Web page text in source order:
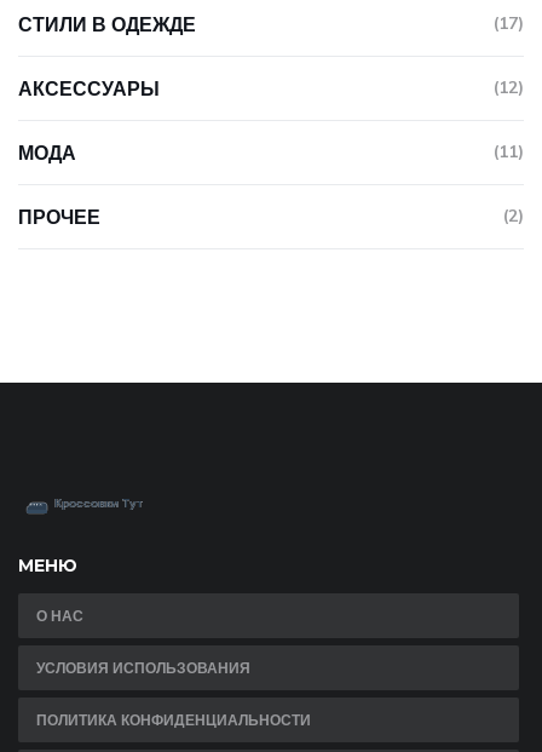
СТИЛИ В ОДЕЖДЕ (17)
АКСЕССУАРЫ (12)
МОДА (11)
ПРОЧЕЕ (2)
МЕНЮ
О НАС
УСЛОВИЯ ИСПОЛЬЗОВАНИЯ
ПОЛИТИКА КОНФИДЕНЦИАЛЬНОСТИ